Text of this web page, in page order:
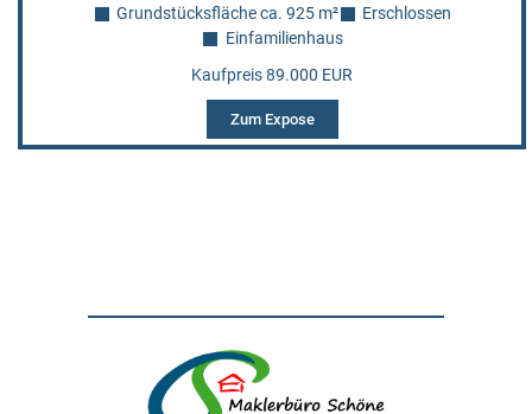
Grundstücksfläche ca. 925 m²
Erschlossen
Einfamilienhaus
Kaufpreis 89.000 EUR
Zum Expose